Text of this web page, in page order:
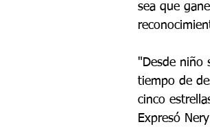
sea que
"Desde niño
tiempo de
cinco
Expresó